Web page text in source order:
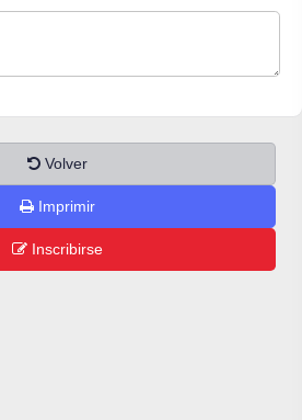
Volver
Imprimir
Inscribirse